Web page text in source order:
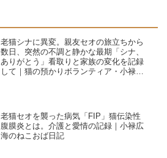
老猫シナに異変。親友セオの旅立ちから
数日、突然の不調と静かな最期「シナ、
ありがとう」看取りと家族の変化を記録
して｜猫の預かりボランティア・小禄広
老猫セオを襲った病気「FIP」猫伝染性
腹膜炎とは。介護と愛情の記録｜小禄広
海のねこおば日記